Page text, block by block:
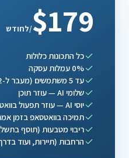
$179/לחודש
כל התכונות כלולות
0% עמלות עסקה
עד 5 משתמשים (מעבר ל-2 מנהלים)
שלומי AI — עוזר תוכן
יוסי AI — עוזר תפעול בוואטסאפ
תמיכה בוואטסאפ בזמן
ריבוי מטבעות (תוסף
הרחבות (תיירות, ועוד